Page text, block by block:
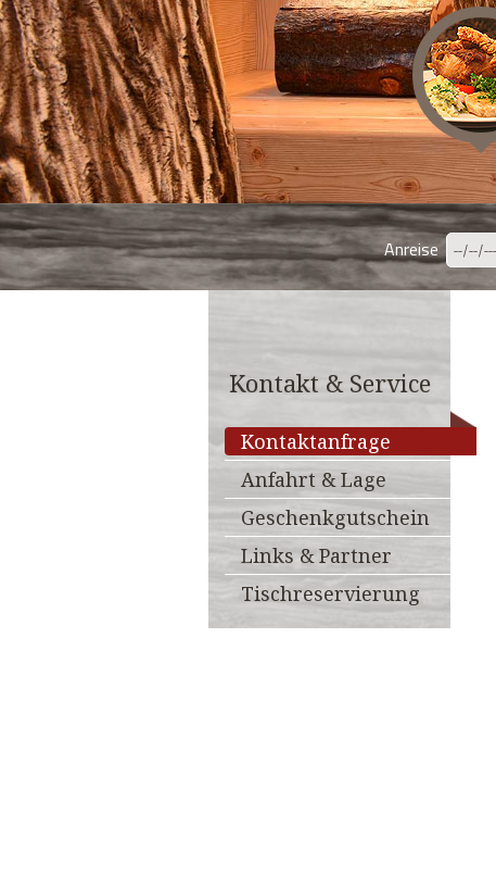
Anreise
Kontakt & Service
Kontaktanfrage
Anfahrt & Lage
Geschenkgutschein
Links & Partner
Tischreservierung